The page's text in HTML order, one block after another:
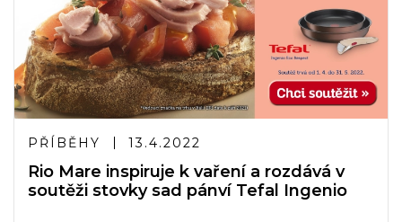
PŘÍBĚHY 13.4.2022
Rio Mare inspiruje k vaření a rozdává v
soutěži stovky sad pánví Tefal Ingenio